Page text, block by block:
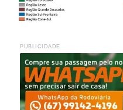
PUBLICIDADE